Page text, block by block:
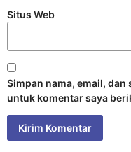
Situs Web
Simpan nama, email,
untuk komentar saya